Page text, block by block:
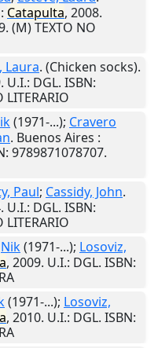
: Catapulta, 2008.
(M) TEXTO NO
Laura. (Chicken socks).
. U.I.: DGL. ISBN:
(1971-...); Cravero
. Buenos Aires :
9789871078707.
Paul; Cassidy, John.
. U.I.: DGL. ISBN:
Nik(1971-...); Losoviz,
, 2009. U.I.: DGL. ISBN:
(1971-...); Losoviz,
, 2010. U.I.: DGL. ISBN: